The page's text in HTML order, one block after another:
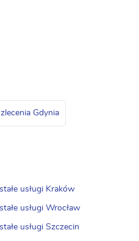
Gdynia
usługi Kraków
usługi Wrocław
usługi Szczecin